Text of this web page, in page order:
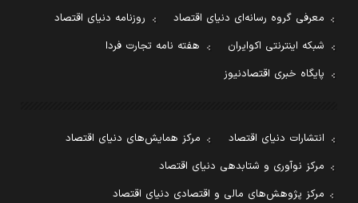
معرفی گروه رسانه‌ای دنیای اقتصاد
روزنامه دنیای اقتصاد
شبکه اینترنتی اکوایران
هفته نامه تجارت فردا
پایگاه خبری اقتصادنیوز
انتشارات دنیای اقتصاد
مرکز همایش‌های دنیای اقتصاد
مرکز نوآوری و شتابدهی دنیای اقتصاد
مرکز پژوهش‌های مالی و اقتصادی دنیای اقتصاد